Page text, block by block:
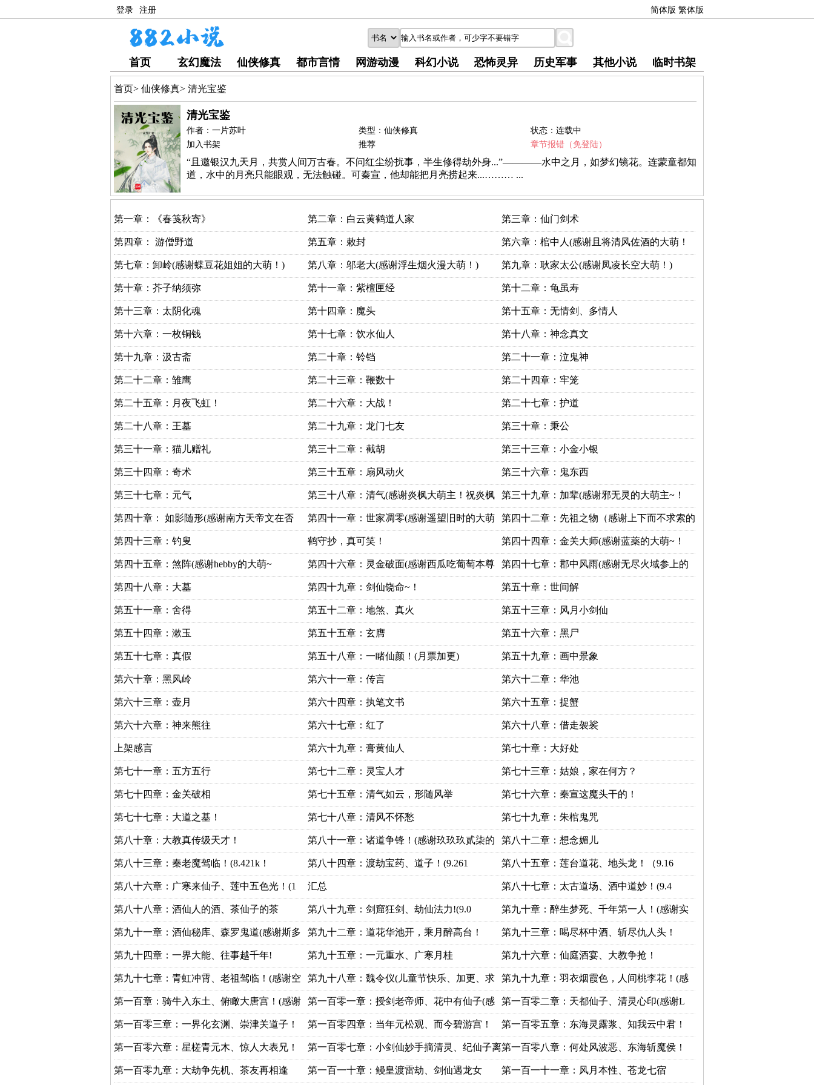
登录 注册 简体版 繁体版
首页 玄幻魔法 仙侠修真 都市言情 网游动漫 科幻小说 恐怖灵异 历史军事 其他小说 临时书架
首页> 仙侠修真> 清光宝鉴
清光宝鉴
作者：一片苏叶 类型：仙侠修真
状态：连载中
加入书架
推荐 章节报错（免登陆）
“且邀银汉九天月，共赏人间万古春。不问红尘纷扰事，半生修得劫外身...”————水中之月，如梦幻镜花。连蒙童都知
道，水中的月亮只能眼观，无法触碰。可秦宣，他却能把月亮捞起来...……… ...
第一章：《春笺秋寄》 第二章：白云黄鹤道人家 第三章：仙门剑术
第四章： 游僧野道 第五章：敕封 第六章：棺中人(感谢且将清风佐酒的大萌！
第七章：卸岭(感谢蝶豆花姐姐的大萌！) 第八章：邬老大(感谢浮生烟火漫大萌！) 第九章：耿家太公(感谢凤凌长空大萌！)
第十章：芥子纳须弥 第十一章：紫檀匣经 第十二章：龟虽寿
第十三章：太阴化魂 第十四章：魔头 第十五章：无情剑、多情人
第十六章：一枚铜钱 第十七章：饮水仙人 第十八章：神念真文
第十九章：汲古斋 第二十章：铃铛 第二十一章：泣鬼神
第二十二章：雏鹰 第二十三章：鞭数十 第二十四章：牢笼
第二十五章：月夜飞虹！ 第二十六章：大战！ 第二十七章：护道
第二十八章：王墓 第二十九章：龙门七友 第三十章：秉公
第三十一章：猫儿赠礼 第三十二章：截胡 第三十三章：小金小银
第三十四章：奇术 第三十五章：扇风动火 第三十六章：鬼东西
第三十七章：元气 第三十八章：清气(感谢炎枫大萌主！祝炎枫 第三十九章：加辈(感谢邪无灵的大萌主~！
第四十章： 如影随形(感谢南方天帝文在否 第四十一章：世家凋零(感谢遥望旧时的大萌 第四十二章：先祖之物（感谢上下而不求索的
第四十三章：钓叟 鹤守抄，真可笑！ 第四十四章：金关大师(感谢蓝薬的大萌~！
第四十五章：煞阵(感谢hebby的大萌~ 第四十六章：灵金破面(感谢西瓜吃葡萄本尊 第四十七章：郡中风雨(感谢无尽火域参上的
第四十八章：大墓 第四十九章：剑仙饶命~！ 第五十章：世间解
第五十一章：舍得 第五十二章：地煞、真火 第五十三章：风月小剑仙
第五十四章：漱玉 第五十五章：玄膺 第五十六章：黑尸
第五十七章：真假 第五十八章：一睹仙颜！(月票加更) 第五十九章：画中景象
第六十章：黑风岭 第六十一章：传言 第六十二章：华池
第六十三章：壶月 第六十四章：执笔文书 第六十五章：捉蟹
第六十六章：神来熊往 第六十七章：红了 第六十八章：借走袈裟
上架感言 第六十九章：膏黄仙人 第七十章：大好处
第七十一章：五方五行 第七十二章：灵宝人才 第七十三章：姑娘，家在何方？
第七十四章：金关破相 第七十五章：清气如云，形随风举 第七十六章：秦宣这魔头干的！
第七十七章：大道之基！ 第七十八章：清风不怀愁 第七十九章：朱棺鬼咒
第八十章：大教真传级天才！ 第八十一章：诸道争锋！(感谢玖玖玖贰柒的 第八十二章：想念媚儿
第八十三章：秦老魔驾临！(8.421k！ 第八十四章：渡劫宝药、道子！(9.261 第八十五章：莲台道花、地头龙！（9.16
第八十六章：广寒来仙子、莲中五色光！(1 汇总 第八十七章：太古道场、酒中道妙！(9.4
第八十八章：酒仙人的酒、茶仙子的茶 第八十九章：剑窟狂剑、劫仙法力!(9.0 第九十章：醉生梦死、千年第一人！(感谢实
第九十一章：酒仙秘库、森罗鬼道(感谢斯多 第九十二章：道花华池开，乘月醉高台！ 第九十三章：喝尽杯中酒、斩尽仇人头！
第九十四章：一界大能、往事越千年! 第九十五章：一元重水、广寒月桂 第九十六章：仙庭酒宴、大教争抢！
第九十七章：青虹冲霄、老祖驾临！(感谢空 第九十八章：魏令仪(儿童节快乐、加更、求 第九十九章：羽衣烟霞色，人间桃李花！(感
第一百章：骑牛入东土、俯瞰大唐宫！(感谢 第一百零一章：授剑老帝师、花中有仙子(感 第一百零二章：天都仙子、清灵心印(感谢L
第一百零三章：一界化玄渊、崇津关道子！ 第一百零四章：当年元松观、而今碧游宫！ 第一百零五章：东海灵露浆、知我云中君！
第一百零六章：星槎青元木、惊人大表兄！ 第一百零七章：小剑仙妙手摘清灵、纪仙子离第一百零八章：何处风波恶、东海斩魔侯！
第一百零九章：大劫争先机、茶友再相逢 第一百一十章：鳗皇渡雷劫、剑仙遇龙女 第一百一十一章：风月本性、苍龙七宿